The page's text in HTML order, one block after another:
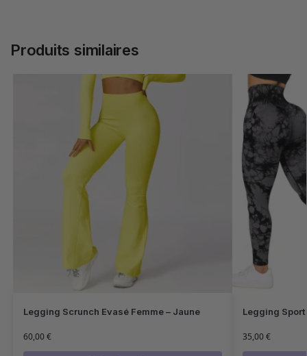
Produits similaires
Legging Scrunch Evasé Femme – Jaune
60,00€
Legging Sport
35,00€